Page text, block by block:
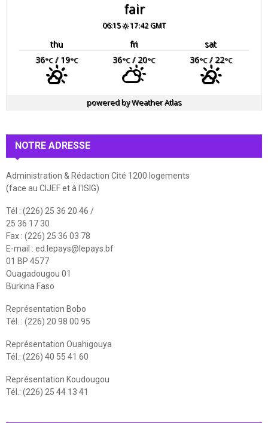
fair
06:15 17:42 GMT
thu fri
sat
36°C/ 19°C 36°C/ 20°C 36°C/ 22°C
powered byWeather Atlas
NOTRE ADRESSE
Administration & Rédaction Cité 1200 logements
(face au CIJEF et à l'ISIG)
Tél : (226) 25 36 20 46 /
25 36 17 30
Fax : (226) 25 36 03 78
E-mail : ed.lepays@lepays.bf
01 BP 4577
Ouagadougou 01
Burkina Faso
Représentation Bobo
Tél. : (226) 20 98 00 95
Représentation Ouahigouya
Tél.: (226) 40 55 41 60
Représentation Koudougou
Tél.: (226) 25 44 13 41